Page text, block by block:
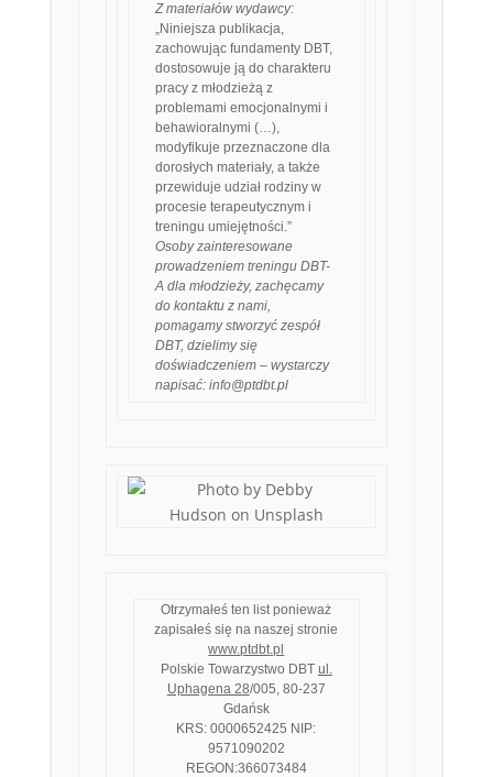
Z materiałów wydawcy:
„Niniejsza publikacja,
zachowując fundamenty DBT,
dostosowuje ją do charakteru
pracy z młodzieżą z
problemami emocjonalnymi i
behawioralnymi (…),
modyfikuje przeznaczone dla
dorosłych materiały, a także
przewiduje udział rodziny w
procesie terapeutycznym i
treningu umiejętności.”
Osoby zainteresowane
prowadzeniem treningu DBT-
A dla młodzieży, zachęcamy
do kontaktu z nami,
pomagamy stworzyć zespół
DBT, dzielimy się
doświadczeniem – wystarczy
napisać: info@ptdbt.pl
Otrzymałeś ten list ponieważ
zapisałeś się na naszej stronie
www.ptdbt.pl
Polskie Towarzystwo DBT ul.
Uphagena 28/005, 80-237
Gdańsk
KRS: 0000652425 NIP:
9571090202
REGON:366073484